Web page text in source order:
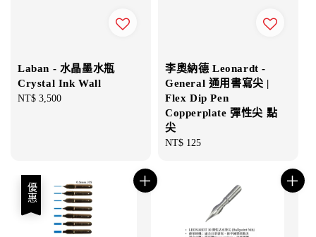
Laban - 水晶墨水瓶
Crystal Ink Wall
Regular
NT$ 3,500
李奧納德 Leonardt -
General 通用書寫尖 |
Flex Dip Pen
Copperplate 彈性尖 點
尖
Regular
NT$ 125
優惠